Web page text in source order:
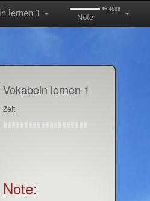
lernen 1 4688
Note
Vokabeln lernen 1
Zeit
Note: